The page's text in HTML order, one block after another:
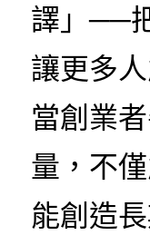
譯」──
讓更多
當創業
量，不
能創造